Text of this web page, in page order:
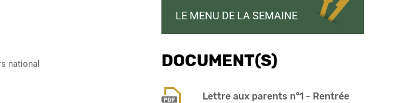
national
LE MENU DE LA SEMAINE
DOCUMENT(S)
Lettre aux parents n°1 - Rentrée